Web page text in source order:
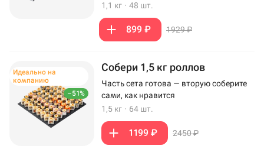
1,1 кг · 48 шт.
899 ₽ 1929 ₽
–51%
Идеально на
компанию
Собери 1,5 кг роллов
Часть сета готова — вторую соберите
сами, как нравится
1,5 кг · 64 шт.
1199 ₽ 2450 ₽